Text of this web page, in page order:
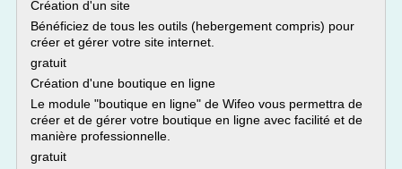
Création d'un site
Bénéficiez de tous les outils (hebergement compris) pour
créer et gérer votre site internet.
gratuit
Création d'une boutique en ligne
Le module "boutique en ligne" de Wifeo vous permettra de
créer et de gérer votre boutique en ligne avec facilité et de
manière professionnelle.
gratuit